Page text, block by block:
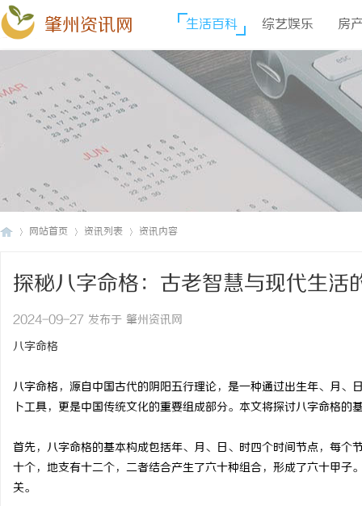
肇州资讯网 生活百科 综艺娱乐 房
网站首页 资讯列表 资讯内容
探秘八字命格：古老智慧与现代生活
2024-09-27 发布于 肇州资讯网
八字命格
八字命格，源自中国古代的阴阳五行理论，是一种通过出生年、月
卜工具，更是中国传统文化的重要组成部分。本文将探讨八字命格
首先，八字命格的基本构成包括年、月、日、时四个时间节点，每
十个，地支有十二个，二者结合产生了六十种组合，形成了六十甲
关。